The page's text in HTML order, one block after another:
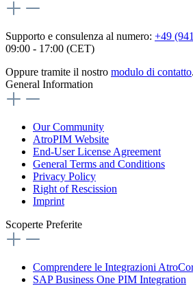
Supporto e consulenza al numero: +49
09:00 - 17:00 (CET)
Oppure tramite il nostro modulo di contatto.
General Information
Our Community
AtroPIM Website
End-User License Agreement
General Terms and Conditions
Privacy Policy
Right of Rescission
Imprint
Scoperte Preferite
Comprendere le Integrazioni
SAP Business One PIM Integration